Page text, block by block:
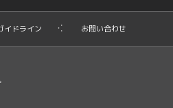
イドライン お問い合わせ